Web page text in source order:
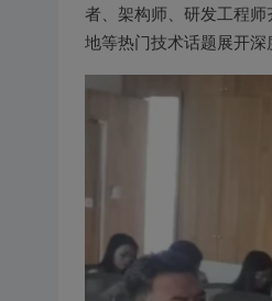
者、架构师、研发工程师
地等热门技术话题展开深